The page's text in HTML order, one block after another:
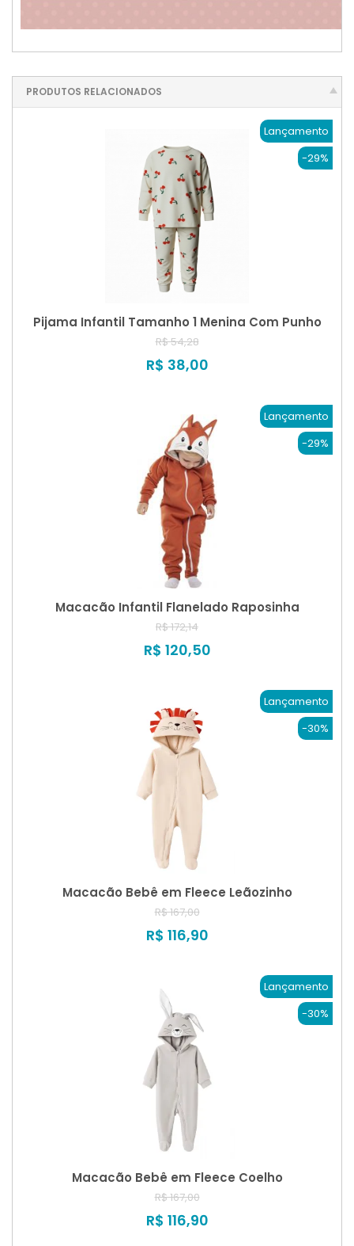
PRODUTOS RELACIONADOS
Lançamento
-29%
Pijama Infantil Tamanho 1 Menina Com Punho
R$ 54,28
R$ 38,00
Lançamento
-29%
Macacão Infantil Flanelado Raposinha
R$ 172,14
R$ 120,50
Lançamento
-30%
Macacão Bebê em Fleece Leãozinho
R$ 167,00
R$ 116,90
Lançamento
-30%
Macacão Bebê em Fleece Coelho
R$ 167,00
R$ 116,90